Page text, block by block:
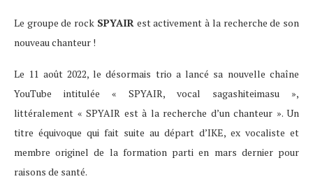
Le groupe de rock SPYAIRest activement à la recherche de son
nouveau chanteur !
Le 11 août 2022, le désormais trio a lancé sa nouvelle chaîne
YouTube intitulée « SPYAIR, vocal sagashiteimasu »,
littéralement « SPYAIR est à la recherche d’un chanteur ». Un
titre équivoque qui fait suite au départ d’IKE, ex vocaliste et
membre originel de la formation parti en mars dernier pour
raisons de santé.